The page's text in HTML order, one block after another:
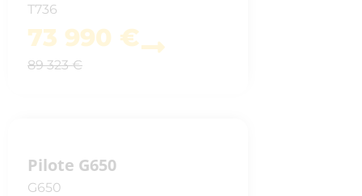
T736
73 990 €
89 323 €
Pilote G650
G650